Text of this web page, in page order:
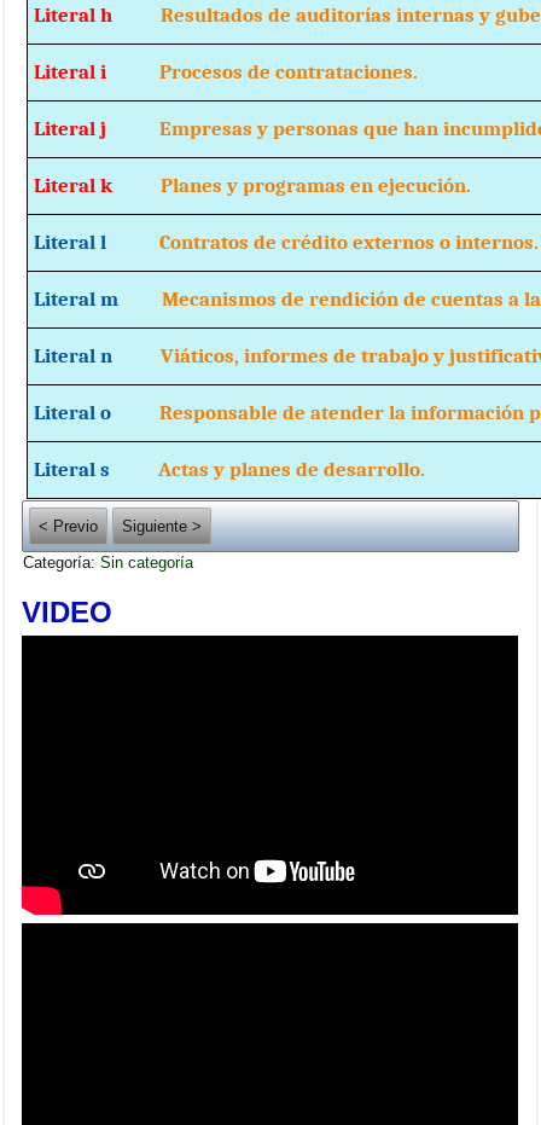
Literal h Resultados de auditorías internas y
Literal i Procesos de contrataciones.
Literal j Empresas y personas que han
Literal kPlanes y programas en ejecución.
Literal l Contratos de crédito externos o internos.
Literal m Mecanismos de rendición de cuentas a
Literal n Viáticos, informes de trabajo y
Literal oResponsable de atender la información
Literal s Actas y planes de desarrollo.
< Previo
Siguiente >
Categoría:Sin categoría
VIDEO